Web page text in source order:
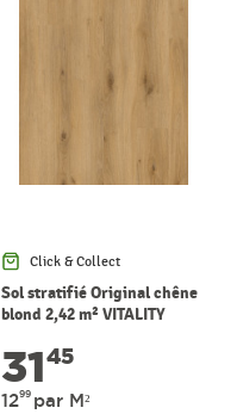
Click & Collect
Sol stratifié Original chêne
blond 2,42 m² VITALITY
3145
1299 par M²